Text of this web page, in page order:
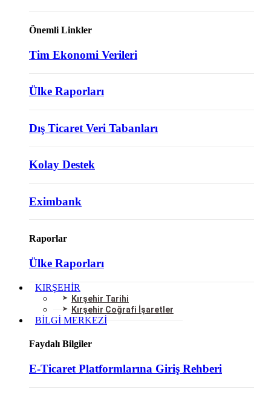
Önemli Linkler
Tim Ekonomi Verileri
Ülke Raporları
Dış Ticaret Veri Tabanları
Kolay Destek
Eximbank
Raporlar
Ülke Raporları
KIRŞEHİR
Kırşehir Tarihi
Kırşehir Coğrafi İşaretler
BİLGİ MERKEZİ
Faydalı Bilgiler
E-Ticaret Platformlarına Giriş Rehberi